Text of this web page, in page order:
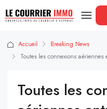
Accueil
Breaking News
Toutes les connexions aériennes
Toutes les